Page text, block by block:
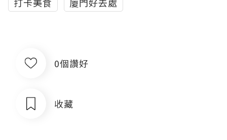
打卡美食 廈門好去處
0個讚好
收藏